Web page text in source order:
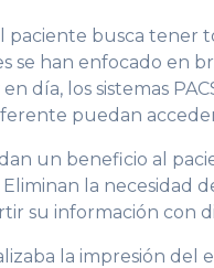
paciente busca tener
se han enfocado en
día, los sistemas
puedan
un beneficio al
la necesidad
su información con
la impresión del